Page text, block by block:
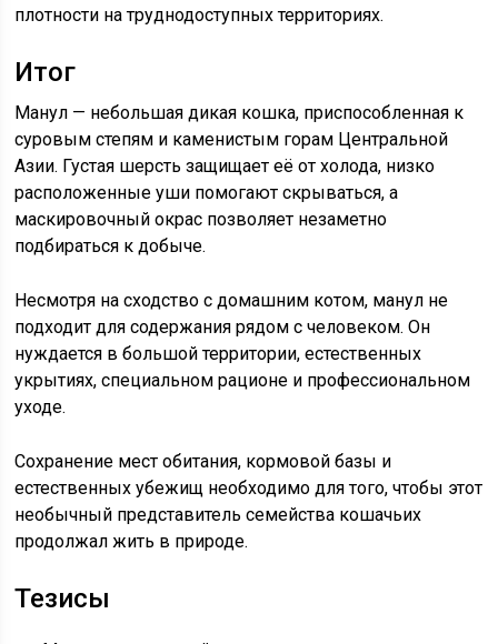
плотности на труднодоступных территориях.
Итог
Манул — небольшая дикая кошка, приспособленная к
суровым степям и каменистым горам Центральной
Азии. Густая шерсть защищает её от холода, низко
расположенные уши помогают скрываться, а
маскировочный окрас позволяет незаметно
подбираться к добыче.
Несмотря на сходство с домашним котом, манул не
подходит для содержания рядом с человеком. Он
нуждается в большой территории, естественных
укрытиях, специальном рационе и профессиональном
уходе.
Сохранение мест обитания, кормовой базы и
естественных убежищ необходимо для того, чтобы этот
необычный представитель семейства кошачьих
продолжал жить в природе.
Тезисы